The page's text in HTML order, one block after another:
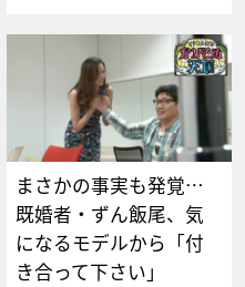
まさかの事実も発覚…
既婚者・ずん飯尾、気
になるモデルから「付
き合って下さい」